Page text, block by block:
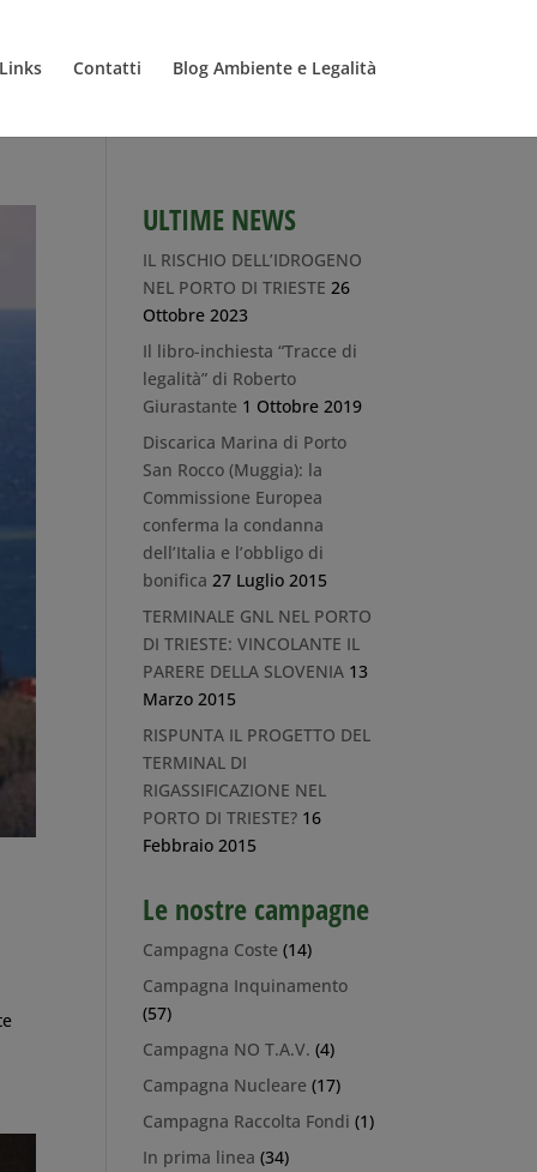
Contatti Blog Ambiente e Legalità
ULTIME NEWS
IL RISCHIO DELL’IDROGENO
NEL PORTO DI TRIESTE 26
Ottobre 2023
Il libro-inchiesta “Tracce di
legalità” di Roberto
Giurastante 1 Ottobre 2019
Discarica Marina di Porto
San Rocco (Muggia): la
Commissione Europea
conferma la condanna
dell’Italia e l’obbligo di
bonifica 27 Luglio 2015
TERMINALE GNL NEL PORTO
DI TRIESTE: VINCOLANTE IL
PARERE DELLA SLOVENIA 13
Marzo 2015
RISPUNTA IL PROGETTO DEL
TERMINAL DI
RIGASSIFICAZIONE NEL
PORTO DI TRIESTE? 16
Febbraio 2015
Le nostre campagne
Campagna Coste (14)
Campagna Inquinamento
(57)
Campagna NO T.A.V. (4)
Campagna Nucleare (17)
Campagna Raccolta Fondi (1)
In prima linea (34)